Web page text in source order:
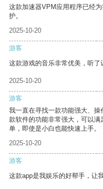
这款加速器VPM应用程序已经
护。
2025-10-20
游客
这款游戏的音乐非常优美，听了
2025-10-20
游客
我一直在寻找一款功能强大、
款软件的功能非常强大，可以
单，即使是小白也能快速上手。
2025-10-20
游客
这款app是我娱乐的好帮手，让